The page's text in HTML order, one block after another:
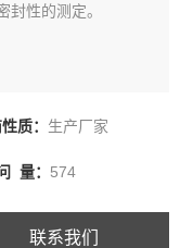
封性的测定。
质： 生产厂家
量： 574
联系我们